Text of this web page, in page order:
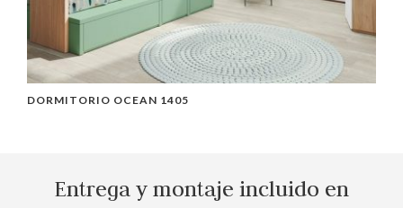
DORMITORIO OCEAN 1405
Entrega y montaje incluido en